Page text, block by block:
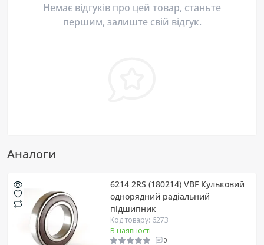
Немає відгуків про цей товар, станьте
першим, залиште свій відгук.
Аналоги
6214 2RS (180214) VBF Кульковий
однорядний радіальний
підшипник
Код товару: 6273
В наявності
0